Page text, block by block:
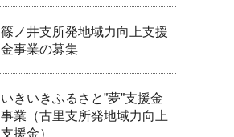
篠ノ井支所発地域力向上支援
金事業の募集
いきいきふるさと”夢”支援金
事業（古里支所発地域力向上
支援金）